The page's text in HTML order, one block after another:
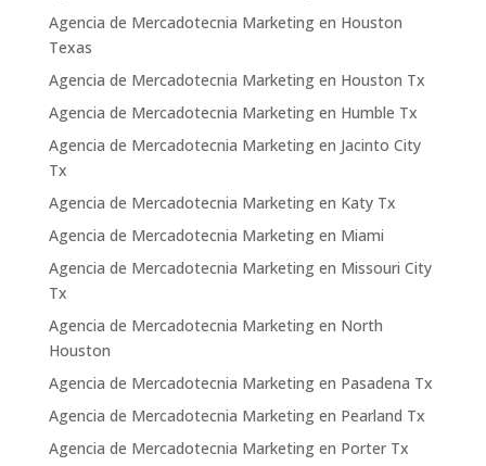
Agencia de Mercadotecnia Marketing en Houston
Texas
Agencia de Mercadotecnia Marketing en Houston Tx
Agencia de Mercadotecnia Marketing en Humble Tx
Agencia de Mercadotecnia Marketing en Jacinto City
Tx
Agencia de Mercadotecnia Marketing en Katy Tx
Agencia de Mercadotecnia Marketing en Miami
Agencia de Mercadotecnia Marketing en Missouri City
Tx
Agencia de Mercadotecnia Marketing en North
Houston
Agencia de Mercadotecnia Marketing en Pasadena Tx
Agencia de Mercadotecnia Marketing en Pearland Tx
Agencia de Mercadotecnia Marketing en Porter Tx